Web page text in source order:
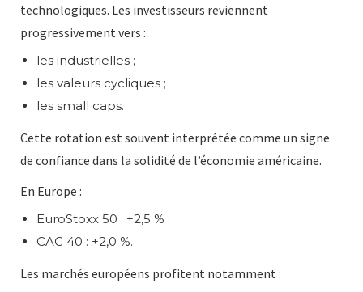
technologiques. Les investisseurs reviennent
progressivement vers :
les industrielles ;
les valeurs cycliques ;
les small caps.
Cette rotation est souvent interprétée comme un signe
de confiance dans la solidité de l’économie américaine.
En Europe :
EuroStoxx 50 : +2,5 % ;
CAC 40 : +2,0 %.
Les marchés européens profitent notamment :